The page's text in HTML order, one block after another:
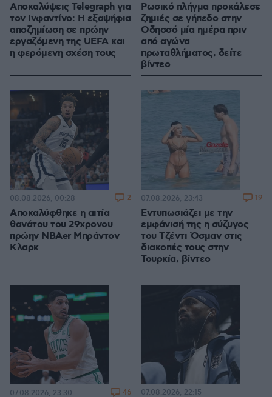
Αποκαλύψεις Telegraph για
τον Ινφαντίνο: Η εξαψήφια
αποζημίωση σε πρώην
εργαζόμενη της UEFA και
η φερόμενη σχέση τους
Ρωσικό πλήγμα προκάλεσε
ζημιές σε γήπεδο στην
Οδησσό μία ημέρα πριν
από αγώνα
πρωταθλήματος, δείτε
βίντεο
Αποκαλύφθηκε η αιτία
θανάτου του 29χρονου
πρώην NBAer Μπράντον
Κλαρκ
08.08.2026, 00:28 2
Εντυπωσιάζει με την
εμφάνισή της η σύζυγος
του Τζέντι Όσμαν στις
διακοπές τους στην
Τουρκία, βίντεο
07.08.2026, 23:43 19
07.08.2026, 23:30 46 07.08.2026, 22:15